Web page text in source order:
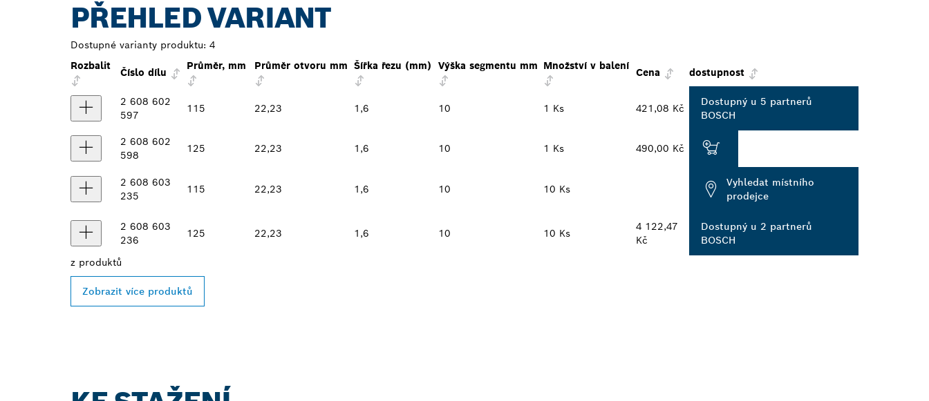
PŘEHLED VARIANT
Dostupné varianty produktu: 4
Rozbalit
Číslo dílu
Průměr, mm Průměr otvoru mm Šířka řezu (mm) Výška segmentu mm Množství v balení
Cena dostupnost
2 608 602
597
115 22,23 1,6 10 1 Ks 421,08 Kč
Dostupný u 5 partnerů
BOSCH
2 608 602
598
125 22,23 1,6 10 1 Ks 490,00 Kč
2 608 603
235
115 22,23 1,6 10 10 Ks
Vyhledat místního
prodejce
2 608 603
236
125 22,23 1,6 10 10 Ks
4 122,47
Kč
Dostupný u 2 partnerů
BOSCH
z produktů
Zobrazit více produktů